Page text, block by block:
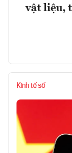
vật liệu,
Kinh tế số